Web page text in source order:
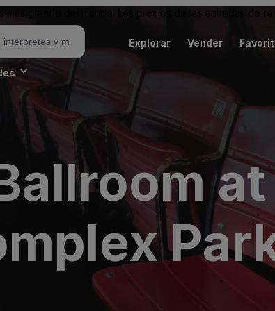
grande del mundo. Los precios de las entradas de
Explorar Vender